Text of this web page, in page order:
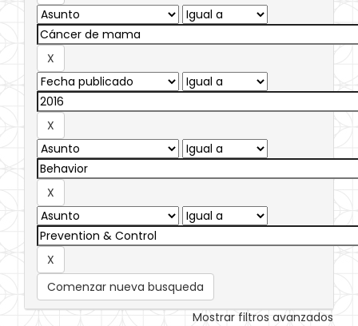
Comenzar nueva busqueda
Mostrar filtros avanzados